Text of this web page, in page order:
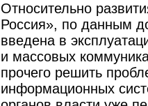
Относительно
Россия», по данным
введена в
и массовых
прочего решить
информационных